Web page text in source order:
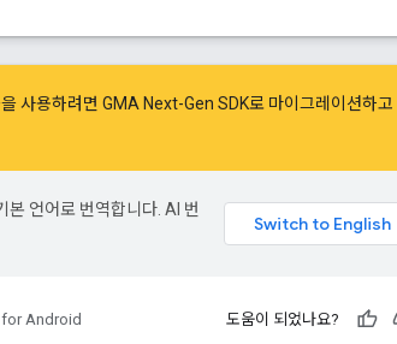
사용하려면 GMA Next-Gen SDK로 마이그레이션하고
언어로 번역합니다. AI 번
Android 도움이 되었나요?